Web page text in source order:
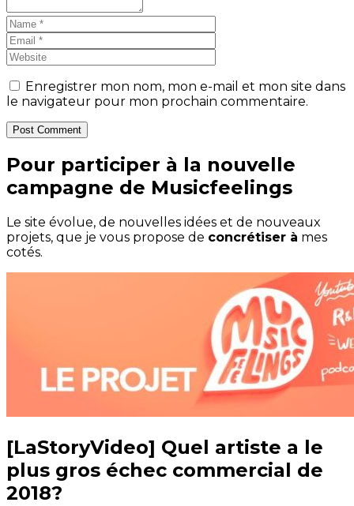
Enregistrer mon nom, mon e-mail et mon site dans
le navigateur pour mon prochain commentaire.
Post Comment
Pour participer à la nouvelle
campagne de Musicfeelings
Le site évolue, de nouvelles idées et de nouveaux
projets, que je vous propose de concrétiser à mes
cotés.
[LaStoryVideo] Quel artiste a le
plus gros échec commercial de
2018?